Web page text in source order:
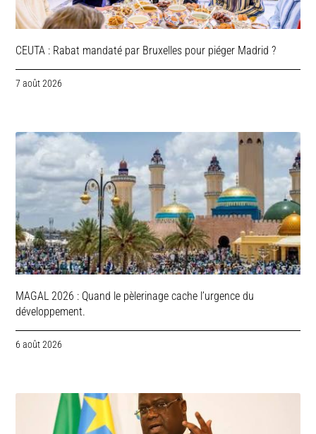
CEUTA : Rabat mandaté par Bruxelles pour piéger Madrid ?
7 août 2026
MAGAL 2026 : Quand le pèlerinage cache l’urgence du
développement.
6 août 2026